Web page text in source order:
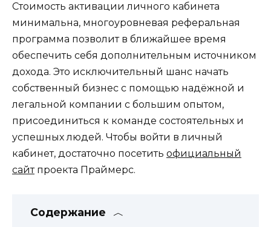
Стоимость активации личного кабинета
минимальна, многоуровневая реферальная
программа позволит в ближайшее время
обеспечить себя дополнительным источником
дохода. Это исключительный шанс начать
собственный бизнес с помощью надёжной и
легальной компании с большим опытом,
присоединиться к команде состоятельных и
успешных людей. Чтобы войти в личный
кабинет, достаточно посетить официальный
сайтпроекта Праймерс.
Содержание